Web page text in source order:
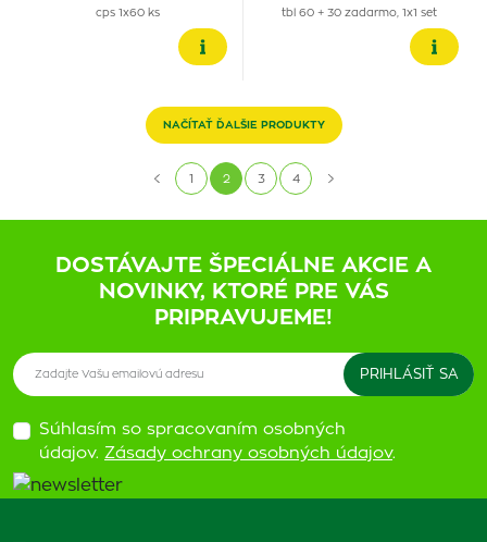
cps 1x60 ks tbl 60 + 30 zadarmo, 1x1 set
NAČÍTAŤ ĎALŠIE PRODUKTY
1 2 3 4
DOSTÁVAJTE ŠPECIÁLNE AKCIE A
NOVINKY, KTORÉ PRE VÁS
PRIPRAVUJEME!
Súhlasím so spracovaním osobných
údajov. Zásady ochrany osobných údajov.